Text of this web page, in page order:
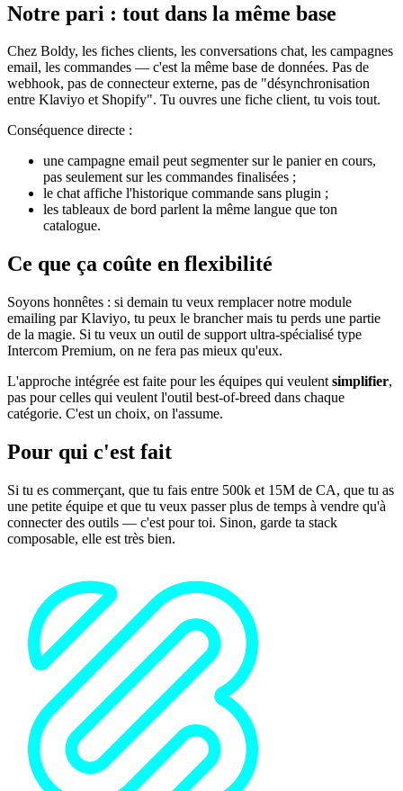
Notre pari : tout dans la même base
Chez Boldy, les fiches clients, les conversations chat, les campagnes
email, les commandes — c'est la même base de données. Pas de
webhook, pas de connecteur externe, pas de "désynchronisation
entre Klaviyo et Shopify". Tu ouvres une fiche client, tu vois tout.
Conséquence directe :
une campagne email peut segmenter sur le panier en cours,
pas seulement sur les commandes finalisées ;
le chat affiche l'historique commande sans plugin ;
les tableaux de bord parlent la même langue que ton
catalogue.
Ce que ça coûte en flexibilité
Soyons honnêtes : si demain tu veux remplacer notre module
emailing par Klaviyo, tu peux le brancher mais tu perds une partie
de la magie. Si tu veux un outil de support ultra-spécialisé type
Intercom Premium, on ne fera pas mieux qu'eux.
L'approche intégrée est faite pour les équipes qui veulent simplifier,
pas pour celles qui veulent l'outil best-of-breed dans chaque
catégorie. C'est un choix, on l'assume.
Pour qui c'est fait
Si tu es commerçant, que tu fais entre 500k et 15M de CA, que tu as
une petite équipe et que tu veux passer plus de temps à vendre qu'à
connecter des outils — c'est pour toi. Sinon, garde ta stack
composable, elle est très bien.